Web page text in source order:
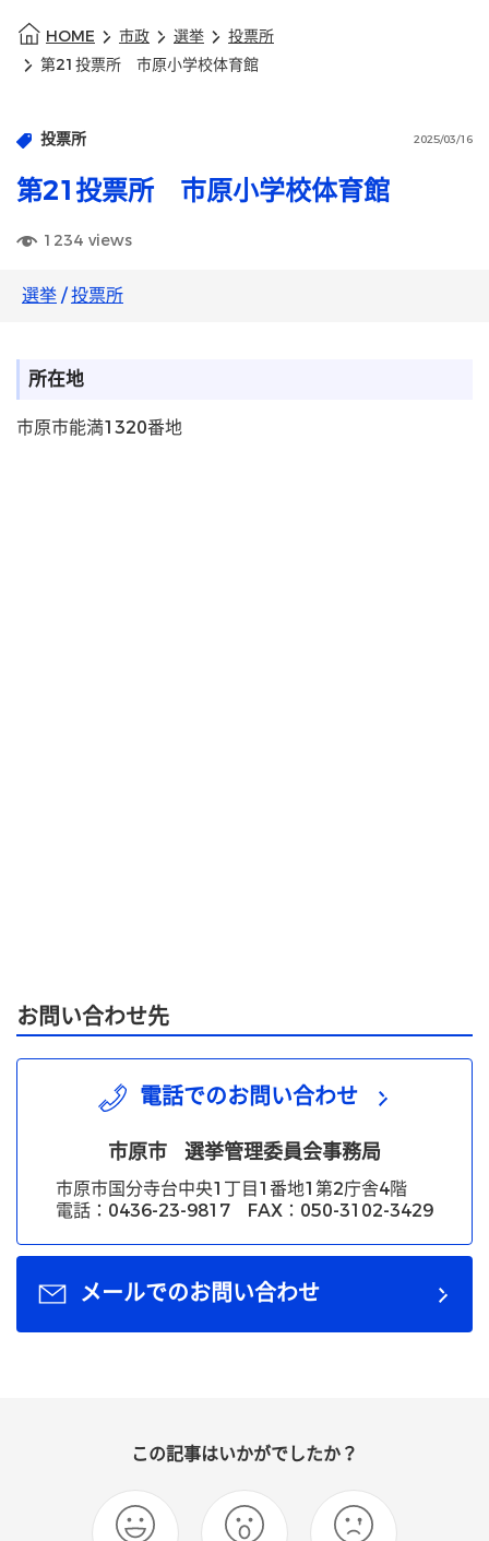
HOME 市政 選挙
投票所
第21投票所 市原小学校体育館
投票所 2025/03/16
第21投票所 市原小学校体育館
1234 views
選挙/投票所
所在地
市原市能満1320番地
お問い合わせ先
電話でのお問い合わせ
市原市 選挙管理委員会事務局
市原市国分寺台中央1丁目1番地1第2庁舎4階
電話：0436-23-9817 FAX：050-3102-3429
メールでのお問い合わせ
この記事はいかがでしたか？